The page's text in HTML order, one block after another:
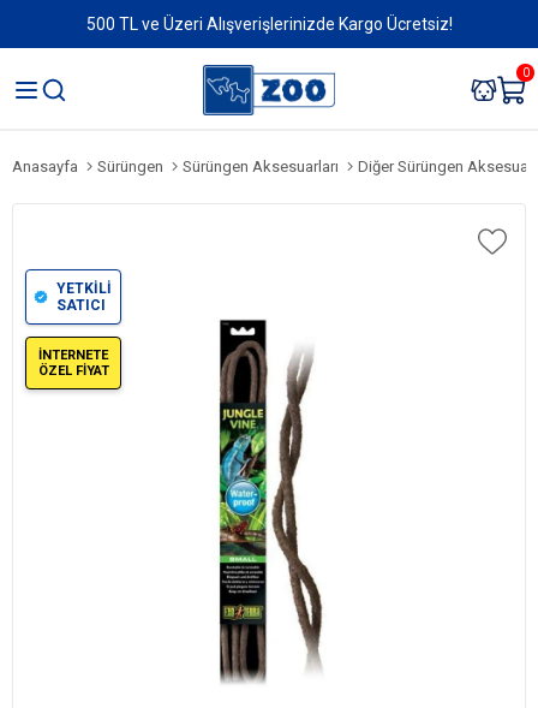
500 TL ve Üzeri Alışverişlerinizde Kargo Ücretsiz!
0
Anasayfa Sürüngen Sürüngen Aksesuarları Diğer Sürüngen
YETKİLİ
SATICI
İNTERNETE
ÖZEL FİYAT